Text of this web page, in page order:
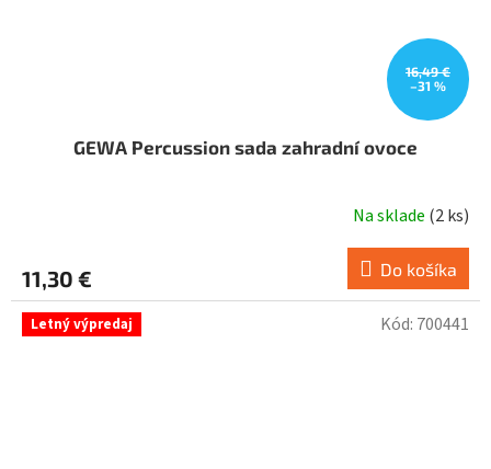
16,49 €
–31 %
GEWA Percussion sada zahradní ovoce
Na sklade (2 ks)
11,30 € Do košíka
Letný výpredaj Kód: 700441